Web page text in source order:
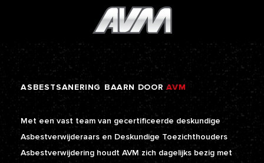
ASBESTSANERING BAARN DOOR AVM
Met een vast team van gecertificeerde deskundige
Asbestverwijderaars en Deskundige Toezichthouders
Asbestverwijdering houdt AVM zich dagelijks bezig met